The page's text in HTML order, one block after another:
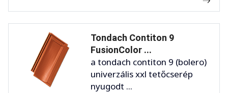
Tondach Contiton 9
FusionColor ...
a tondach contiton 9 (bolero)
univerzális xxl tetőcserép
nyugodt ...